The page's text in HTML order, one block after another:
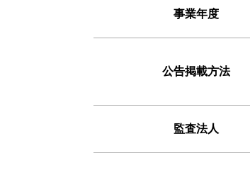
事業年度
公告掲載方法
監査法人